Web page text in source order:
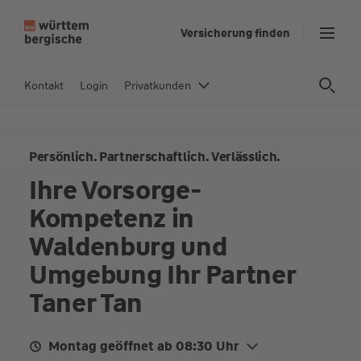
In
Versicherung finden
Kontakt Login Privatkunden
Persönlich. Partnerschaftlich. Verlässlich.
Ihre Vorsorge-
Kompetenz in
Waldenburg und
Umgebung Ihr Partner
Taner Tan
Montag geöffnet ab 08:30 Uhr